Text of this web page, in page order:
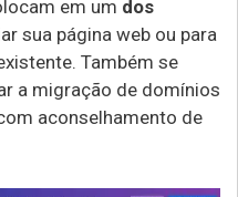
em um dos
sua página web ou para
Também se
a migração de domínios
aconselhamento de